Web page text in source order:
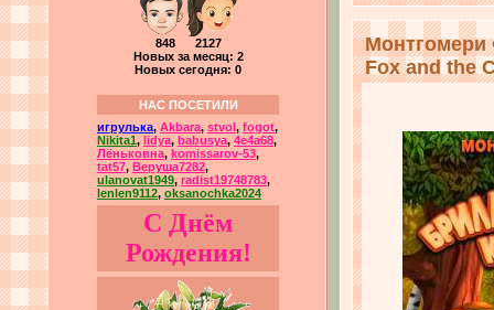
848 2127
Новых за месяц: 2
Новых сегодня: 0
НАС ПОСЕТИЛИ
игрулька, Akbara, stvol , fogot,
Nikita1, lidya, babusya, 4e4a68,
Лёньковна, komissarov-53,
tat57, Веруша7282,
ulanovat1949, radist19748783,
lenlen9112, oksanochka2024
С Днём
Рождения!
Монтгомери
Fox and the